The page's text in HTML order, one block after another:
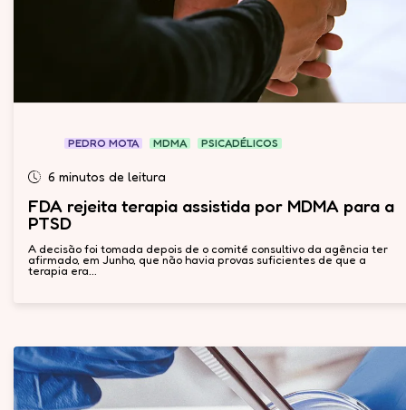
PEDRO MOTA MDMA PSICADÉLICOS
6 minutos de leitura
FDA rejeita terapia assistida por MDMA para a
PTSD
A decisão foi tomada depois de o comité consultivo da agência ter
afirmado, em Junho, que não havia provas suficientes de que a
terapia era...